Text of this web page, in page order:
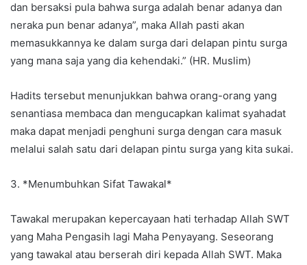
dan bersaksi pula bahwa surga adalah benar adanya dan
neraka pun benar adanya”, maka Allah pasti akan
memasukkannya ke dalam surga dari delapan pintu surga
yang mana saja yang dia kehendaki.” (HR. Muslim)
Hadits tersebut menunjukkan bahwa orang-orang yang
senantiasa membaca dan mengucapkan kalimat syahadat
maka dapat menjadi penghuni surga dengan cara masuk
melalui salah satu dari delapan pintu surga yang kita sukai.
3. *Menumbuhkan Sifat Tawakal*
Tawakal merupakan kepercayaan hati terhadap Allah SWT
yang Maha Pengasih lagi Maha Penyayang. Seseorang
yang tawakal atau berserah diri kepada Allah SWT. Maka